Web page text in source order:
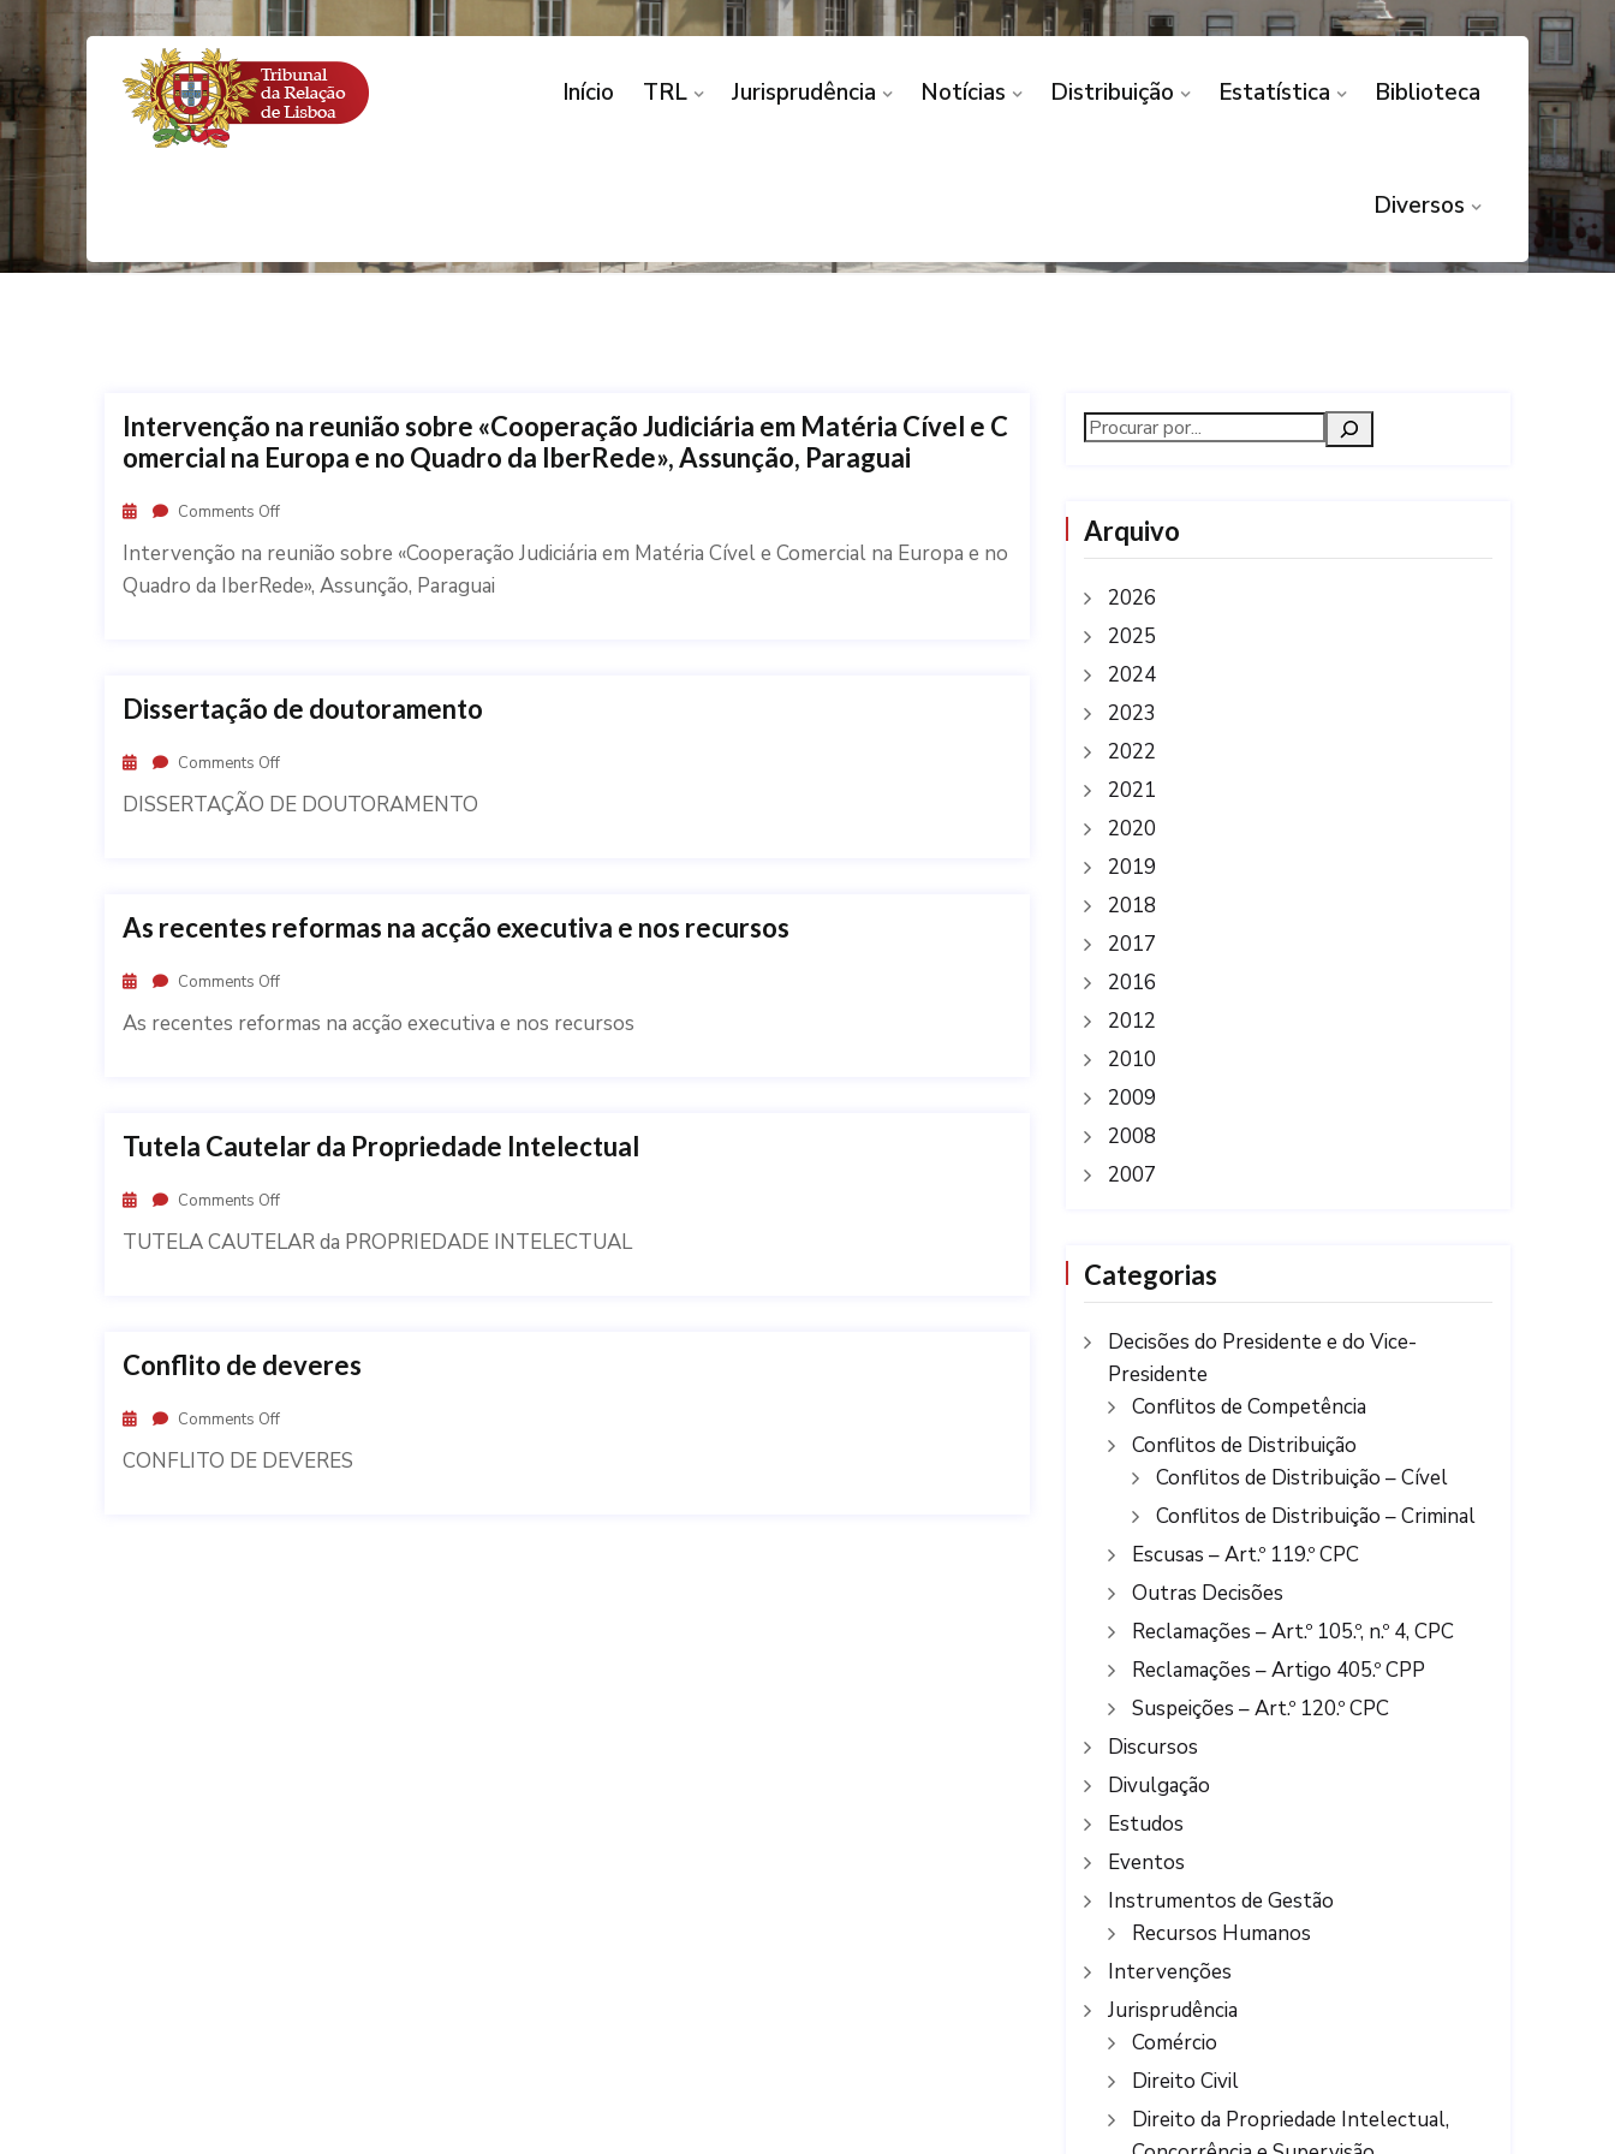
Início TRL Jurisprudência Notícias Distribuição Estatística Biblioteca
Diversos
Intervenção na reunião sobre «Cooperação Judiciária em Matéria Cível e C
omercial na Europa e no Quadro da IberRede», Assunção, Paraguai
Comments Off
Intervenção na reunião sobre «Cooperação Judiciária em Matéria Cível e Comercial na Europa e no
Quadro da IberRede», Assunção, Paraguai
Dissertação de doutoramento
Comments Off
DISSERTAÇÃO DE DOUTORAMENTO
As recentes reformas na acção executiva e nos recursos
Comments Off
As recentes reformas na acção executiva e nos recursos
Tutela Cautelar da Propriedade Intelectual
Comments Off
TUTELA CAUTELAR da PROPRIEDADE INTELECTUAL
Conflito de deveres
Comments Off
CONFLITO DE DEVERES
Arquivo
2026
2025
2024
2023
2022
2021
2020
2019
2018
2017
2016
2012
2010
2009
2008
2007
Categorias
Decisões do Presidente e do Vice-
Presidente
Conflitos de Competência
Conflitos de Distribuição
Conflitos de Distribuição – Cível
Conflitos de Distribuição – Criminal
Escusas – Art.º 119.º CPC
Outras Decisões
Reclamações – Art.º 105.º, n.º 4, CPC
Reclamações – Artigo 405.º CPP
Suspeições – Art.º 120.º CPC
Discursos
Divulgação
Estudos
Eventos
Instrumentos de Gestão
Recursos Humanos
Intervenções
Jurisprudência
Comércio
Direito Civil
Direito da Propriedade Intelectual,